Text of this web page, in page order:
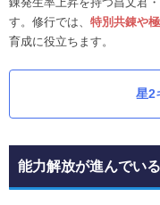
す。修行では、 特別共錬や
育成に役立ちます。
星2
能力解放が進んでい